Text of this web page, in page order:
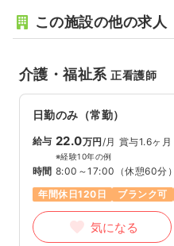
この施設の他の求人
介護・福祉系正看護師
日勤のみ（常勤）
給与 22.0万円/月 賞与1.6ヶ月
※経験10年の例
時間 8:00～17:00 （休憩60分）
年間休日120日
ブランク可
気になる